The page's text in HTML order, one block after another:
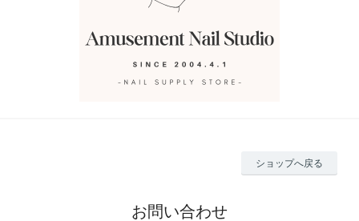
ショップへ戻る
お問い合わせ